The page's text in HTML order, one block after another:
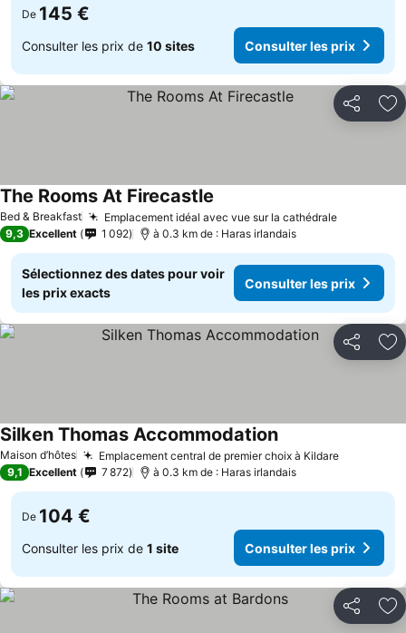
De 145 €
Consulter les prix de 10 sites Consulter les prix
Partager
Bed & Breakfast Emplacement idéal avec vue sur la cathédrale
The Rooms At Firecastle
9,3 Excellent 1 092 à 0.3 km de : Haras irlandais
Sélectionnez des dates pour voir
les prix exacts
Consulter les prix
Partager
Maison d’hôtes Emplacement central de premier choix à Kildare
Silken Thomas Accommodation
9,1 Excellent 7 872 à 0.3 km de : Haras irlandais
De 104 €
Consulter les prix de 1 site Consulter les prix
Partager